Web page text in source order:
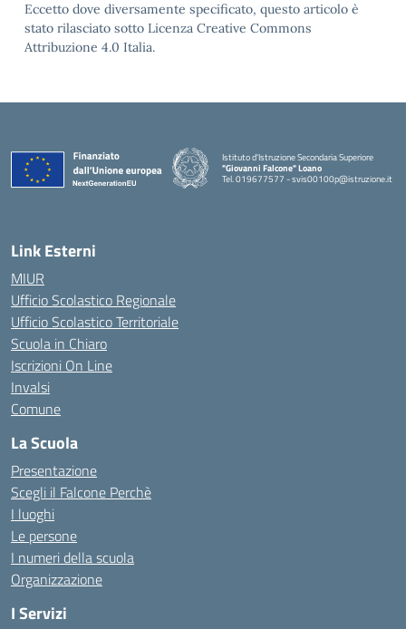
Eccetto dove diversamente specificato, questo articolo è
stato rilasciato sotto Licenza Creative Commons
Attribuzione 4.0 Italia.
Istituto d'Istruzione Secondaria Superiore
"Giovanni Falcone" Loano
Tel. 019677577 - svis00100p@istruzione.it
— Visita la pagina iniziale della scuola
Link Esterni
MIUR
Ufficio Scolastico Regionale
Ufficio Scolastico Territoriale
Scuola in Chiaro
Iscrizioni On Line
Invalsi
Comune
La Scuola
Presentazione
Scegli il Falcone Perchè
I luoghi
Le persone
I numeri della scuola
Organizzazione
I Servizi